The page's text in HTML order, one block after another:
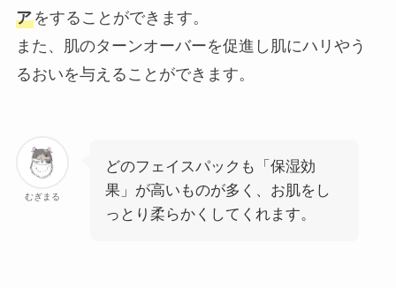
アをすることができます。
また、肌のターンオーバーを促進し肌にハリやう
るおいを与えることができます。
むぎまる
どのフェイスパックも「保湿効
果」が高いものが多く、お肌をし
っとり柔らかくしてくれます。